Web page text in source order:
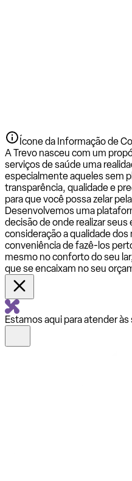
Ícone da Informação de
A Trevo nasceu com um
serviços de saúde uma
especialmente aqueles sem
transparência, qualidade e
para que você possa zelar
Desenvolvemos uma
decisão de onde realizar
consideração a qualidade dos
conveniência de fazê-los
mesmo no conforto do seu
que se encaixam no seu
Estamos aqui para atender